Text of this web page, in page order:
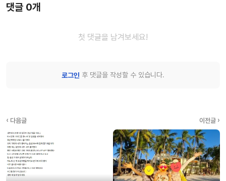
댓글 0개
첫 댓글을 남겨보세요!
로그인 후 댓글을 작성할 수 있습니다.
‹ 다음글 이전글 ›